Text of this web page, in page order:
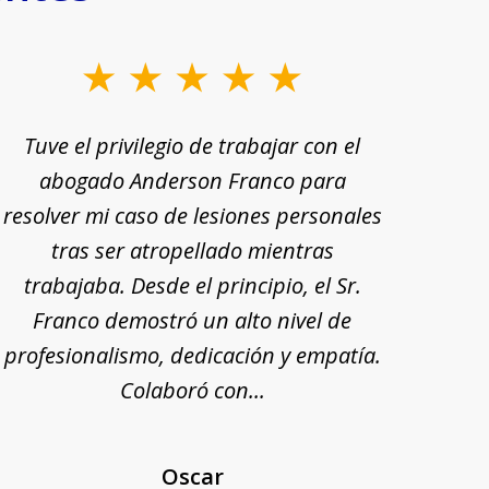
Tuve el privilegio de trabajar con el
abogado Anderson Franco para
resolver mi caso de lesiones personales
tras ser atropellado mientras
trabajaba. Desde el principio, el Sr.
Franco demostró un alto nivel de
profesionalismo, dedicación y empatía.
Colaboró con...
Oscar